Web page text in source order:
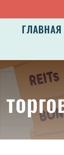
ГЛАВНАЯ